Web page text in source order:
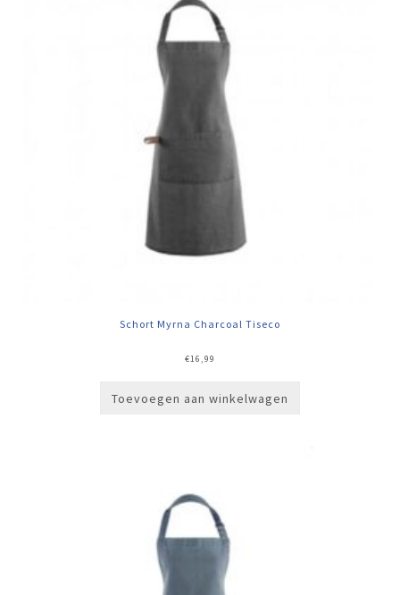
Schort Myrna Charcoal Tiseco
€16,99
Toevoegen aan winkelwagen